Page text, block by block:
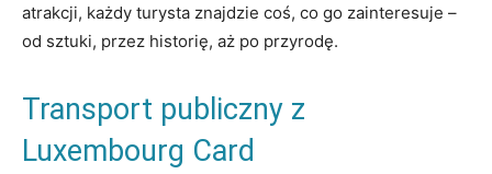
atrakcji, każdy turysta ‍znajdzie coś, co go zainteresuje –
od ⁤sztuki, przez historię, aż po ⁣przyrodę.
Transport publiczny z
Luxembourg Card